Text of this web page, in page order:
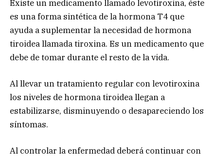
Existe un medicamento llamado levotiroxina, éste
es una forma sintética de la hormona T4 que
ayuda a suplementar la necesidad de hormona
tiroidea llamada tiroxina. Es un medicamento que
debe de tomar durante el resto de la vida.
Al llevar un tratamiento regular con levotiroxina
los niveles de hormona tiroidea llegan a
estabilizarse, disminuyendo o desapareciendo los
síntomas.
Al controlar la enfermedad deberá continuar con